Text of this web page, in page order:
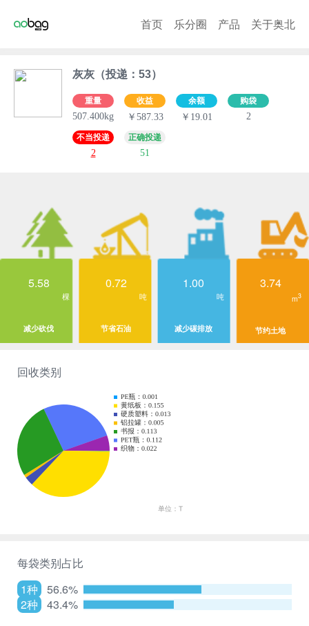
首页 乐分圈 产品 关于奥北
灰灰（投递：53）
重量
507.400kg
收益
￥587.33
余额
￥19.01
购袋
2
不当投递
2
正确投递
51
5.58
棵
减少砍伐
0.72
吨
节省石油
1.00
吨
减少碳排放
3.74
m3
节约土地
回收类别
每袋类别占比
1种
56.6%
2种
43.4%